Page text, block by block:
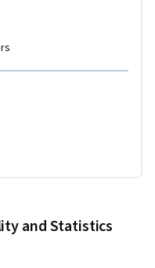
and Statistics